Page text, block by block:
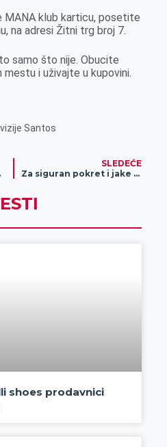
MANA klub karticu, posetite
na adresi Žitni trg broj 7.
samo što nije. Obucite
i uživajte u kupovini.
Santos
SLEDEĆE
Za siguran pokret i jake mišiće
shoes prodavnici